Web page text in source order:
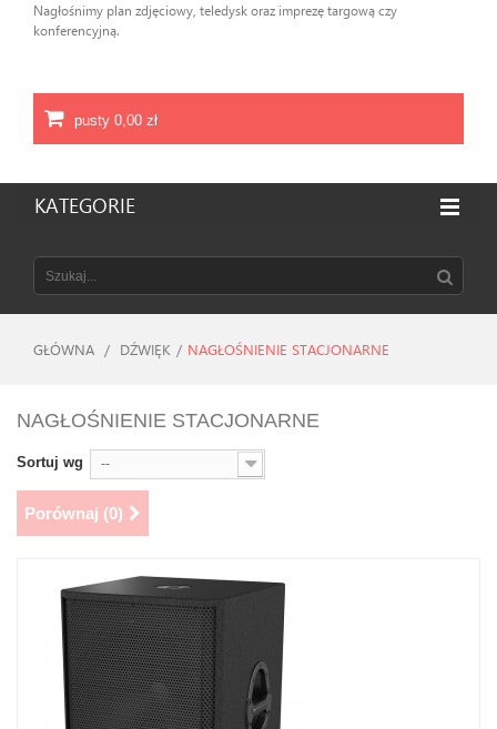
Nagłośnimy plan zdjęciowy, teledysk oraz imprezę targową czy
konferencyjną.
pusty 0,00 zł
KATEGORIE
GŁÓWNA / DŹWIĘK / NAGŁOŚNIENIE STACJONARNE
NAGŁOŚNIENIE STACJONARNE
Sortuj wg --
Porównaj (0)